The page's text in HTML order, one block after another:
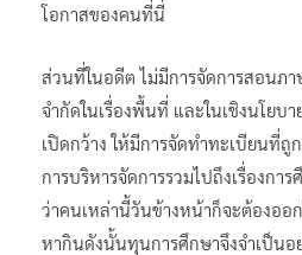
โอกาสของคนที่นี่
ส่วนที่ในอดีต ไม่มีการจัดการสอนภ
จำกัดในเรื่องพื้นที่ และในเชิงนโยบา
เปิดกว้าง ให้มีการจัดทำทะเบียนที่ถู
การบริหารจัดการรวมไปถึงเรื่องกา
ว่าคนเหล่านี้วันข้างหน้าก็จะต้องออ
หากินดังนั้นทุนการศึกษาจึงจำเป็นอ